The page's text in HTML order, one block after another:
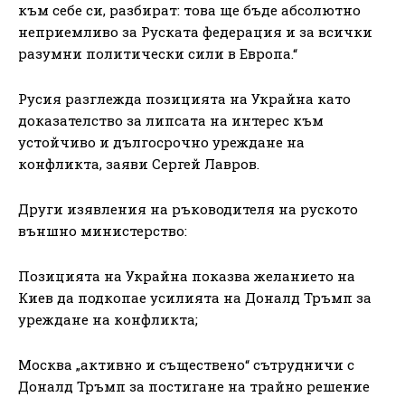
към себе си, разбират: това ще бъде абсолютно
неприемливо за Руската федерация и за всички
разумни политически сили в Европа.“
Русия разглежда позицията на Украйна като
доказателство за липсата на интерес към
устойчиво и дългосрочно уреждане на
конфликта, заяви Сергей Лавров.
Други изявления на ръководителя на руското
външно министерство:
Позицията на Украйна показва желанието на
Киев да подкопае усилията на Доналд Тръмп за
уреждане на конфликта;
Москва „активно и съществено“ сътрудничи с
Доналд Тръмп за постигане на трайно решение